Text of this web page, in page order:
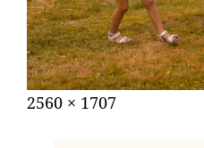
Gepubliceerd
augustus
Volledige
2560 × 1707